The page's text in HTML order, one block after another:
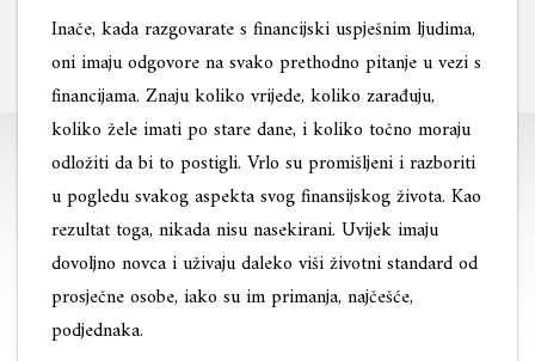
Inače, kada razgovarate s financijski uspješnim ljudima,
oni imaju odgovore na svako prethodno pitanje u vezi s
financijama. Znaju koliko vrijede, koliko zarađuju,
koliko žele imati po stare dane, i koliko točno moraju
odložiti da bi to postigli. Vrlo su promišljeni i razboriti
u pogledu svakog aspekta svog finansijskog života. Kao
rezultat toga, nikada nisu nasekirani. Uvijek imaju
dovoljno novca i uživaju daleko viši životni standard od
prosječne osobe, iako su im primanja, najčešće,
podjednaka.